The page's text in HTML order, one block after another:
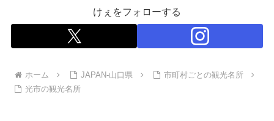
けぇをフォローする
ホーム JAPAN-山口県
市町村ごとの観光名所
光市の観光名所